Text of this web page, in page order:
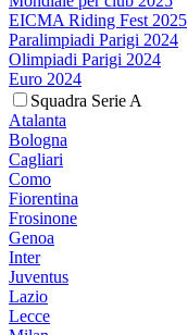
EICMA Riding Fest 2025
Paralimpiadi Parigi 2024
Olimpiadi Parigi 2024
Euro 2024
Squadra Serie A
Atalanta
Bologna
Cagliari
Como
Fiorentina
Frosinone
Genoa
Inter
Juventus
Lazio
Lecce